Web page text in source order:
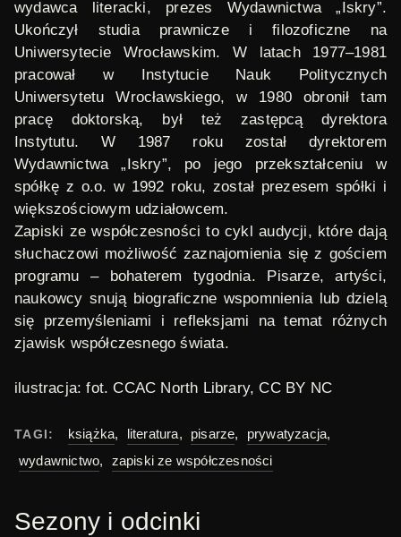
wydawca literacki, prezes Wydawnictwa „Iskry”.
Ukończył studia prawnicze i filozoficzne na
Uniwersytecie Wrocławskim. W latach 1977–1981
pracował w Instytucie Nauk Politycznych
Uniwersytetu Wrocławskiego, w 1980 obronił tam
pracę doktorską, był też zastępcą dyrektora
Instytutu. W 1987 roku został dyrektorem
Wydawnictwa „Iskry”, po jego przekształceniu w
spółkę z o.o. w 1992 roku, został prezesem spółki i
większościowym udziałowcem.
Zapiski ze współczesności to cykl audycji, które dają
słuchaczowi możliwość zaznajomienia się z gościem
programu – bohaterem tygodnia. Pisarze, artyści,
naukowcy snują biograficzne wspomnienia lub dzielą
się przemyśleniami i refleksjami na temat różnych
zjawisk współczesnego świata.
ilustracja: fot. CCAC North Library, CC BY NC
TAGI: książka, literatura, pisarze, prywatyzacja,
wydawnictwo, zapiski ze współczesności
Sezony i odcinki